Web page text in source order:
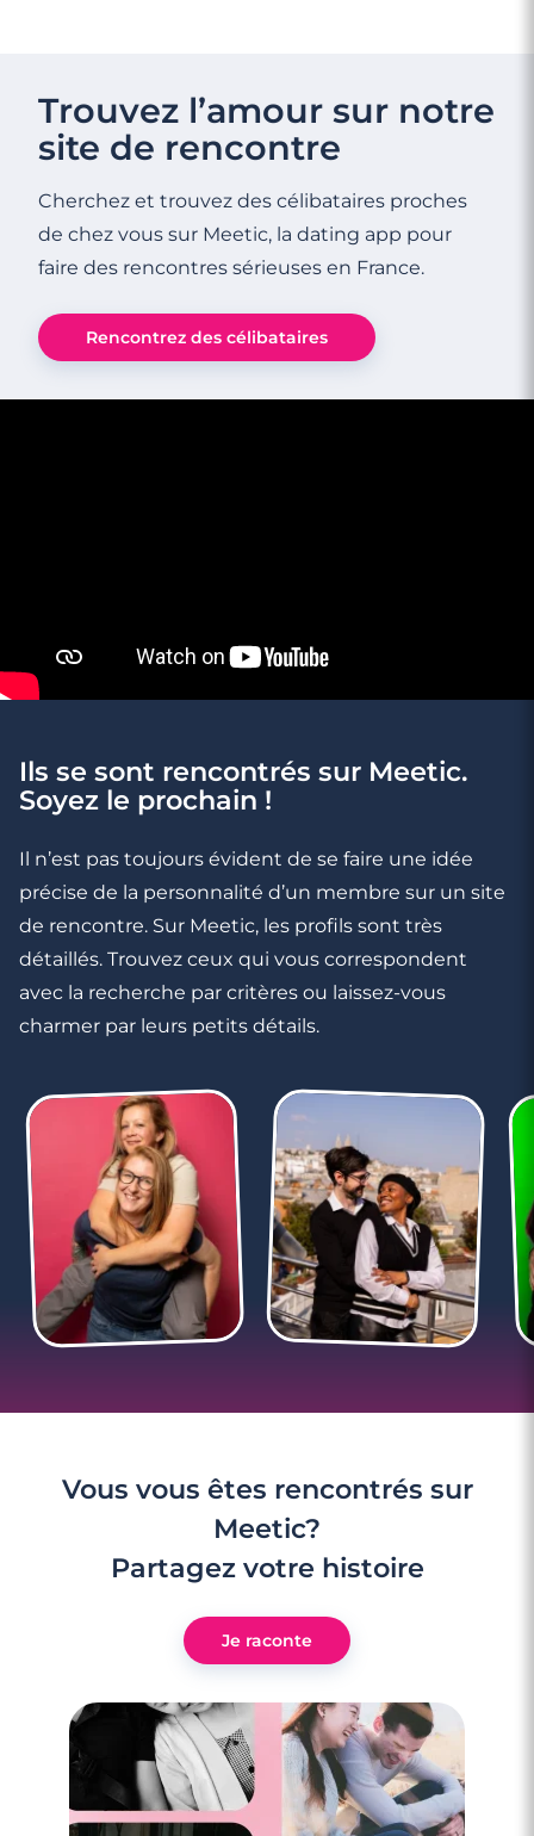
Trouvez l’amour sur notre
site de rencontre
Cherchez et trouvez des célibataires proches
de chez vous sur Meetic, la dating app pour
faire des rencontres sérieuses en France.
Rencontrez des célibataires
Ils se sont rencontrés sur Meetic.
Soyez le prochain !
Il n’est pas toujours évident de se faire une idée
précise de la personnalité d’un membre sur un site
de rencontre. Sur Meetic, les profils sont très
détaillés. Trouvez ceux qui vous correspondent
avec la recherche par critères ou laissez-vous
charmer par leurs petits détails.
Vous vous êtes rencontrés sur
Meetic?
Partagez votre histoire
Je raconte